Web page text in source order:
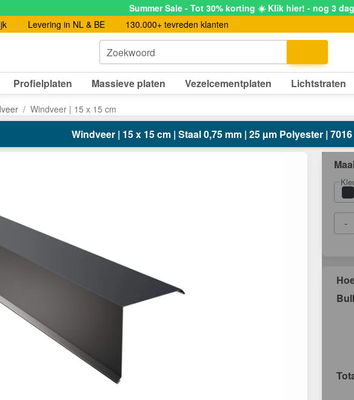
Summer Sale - Tot 30% korting ☀️ Klik hier! - nog 3
Levering in NL & BE 130.000+ tevreden klanten
Zoekwoord
Profielplaten Massieve platen Vezelcementplaten Lichtstraten
Windveer | 15 x 15 cm
Windveer | 15 x 15 cm | Staal 0,75 mm | 25 µm Polyester |
-